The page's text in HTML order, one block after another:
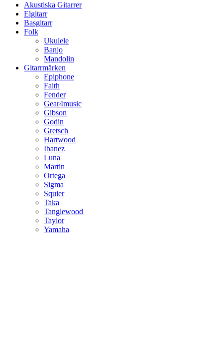
Akustiska Gitarrer
Elgitarr
Basgitarr
Folk
Ukulele
Banjo
Mandolin
Gitarrmärken
Epiphone
Faith
Fender
Gear4music
Gibson
Godin
Gretsch
Hartwood
Ibanez
Luna
Martin
Ortega
Sigma
Squier
Taka
Tanglewood
Taylor
Yamaha